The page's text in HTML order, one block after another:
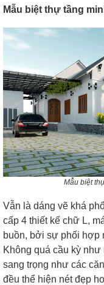
Mẫu biệt thự tầng
Mẫu biệt
Vẫn là dáng vẽ khá
cấp 4 thiết kế chữ L,
buồn, bởi sự phối hợp
Không quá cầu kỳ
sang trọng như các
đều thể hiện nét đẹp